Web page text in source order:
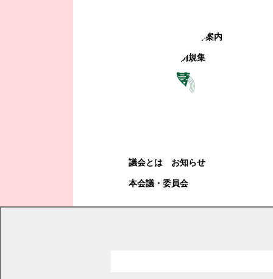
観光地・公共施設等案内
電子掲示場・例規集
議会とは
お知らせ
本会議・委員会